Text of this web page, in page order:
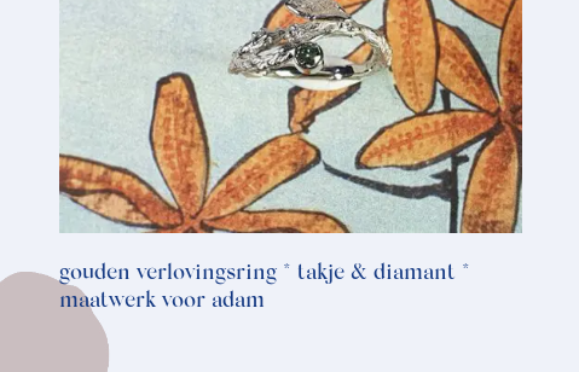
gouden verlovingsring * takje & diamant *
maatwerk voor adam